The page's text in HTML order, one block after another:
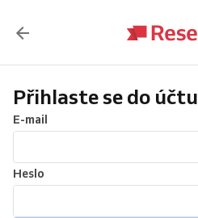
Přihlaste se do účtu
E-mail
Heslo